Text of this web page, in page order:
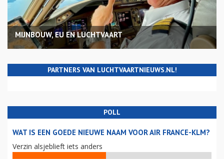
MIJNBOUW, EU EN LUCHTVAART
PARTNERS VAN LUCHTVAARTNIEUWS.NL!
POLL
WAT IS EEN GOEDE NIEUWE NAAM VOOR AIR FRANCE-KLM?
Verzin alsjeblieft iets anders